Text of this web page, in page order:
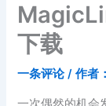
下载
一条评论 / 作者：